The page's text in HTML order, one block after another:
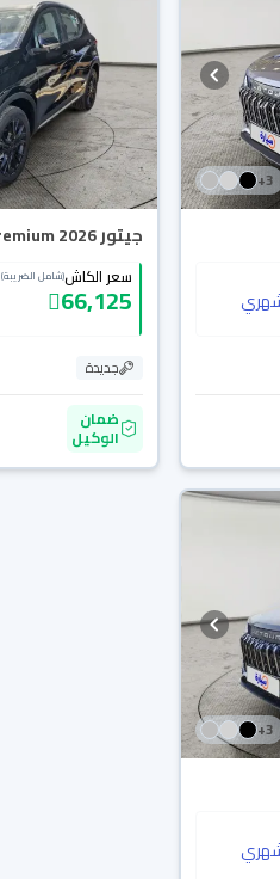
3
+
جيتور X50 Premium 2026
سعر الكاش(شامل الضريبة)
66,125
جديدة
ضمان
الوكيل
3
+